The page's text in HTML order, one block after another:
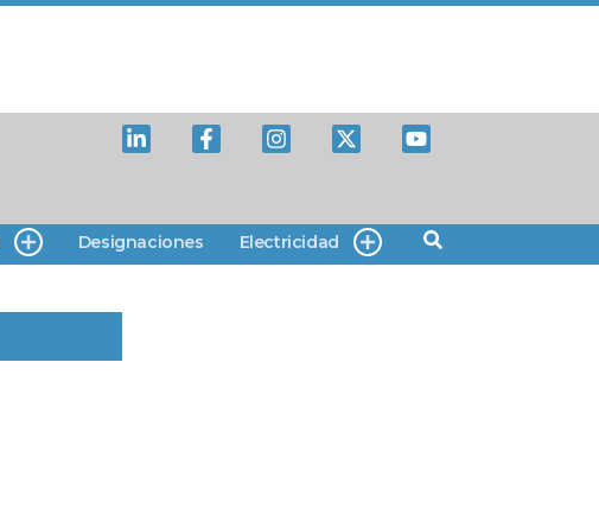
Designaciones Electricidad